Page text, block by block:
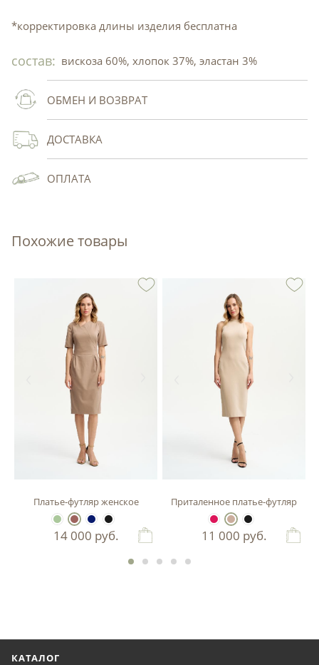
*корректировка длины изделия бесплатна
состав: вискоза 60%, хлопок 37%, эластан 3%
ОБМЕН И ВОЗВРАТ
ДОСТАВКА
ОПЛАТА
Похожие товары
Платье-футляр женское
14 000 руб.
Приталенное платье-футляр
11 000 руб.
КАТАЛОГ